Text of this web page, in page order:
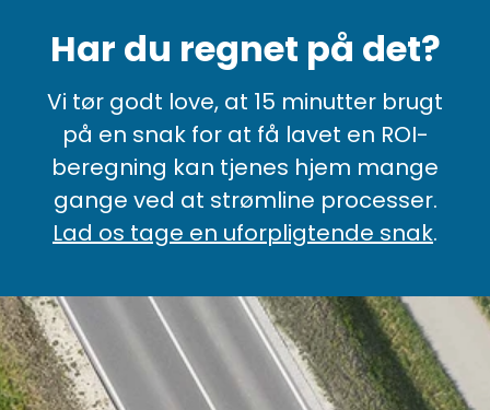
Har du regnet på det?
Vi tør godt love, at 15 minutter brugt
på en snak for at få lavet en ROI-
beregning kan tjenes hjem mange
gange ved at strømline processer.
Lad os tage en uforpligtende snak.